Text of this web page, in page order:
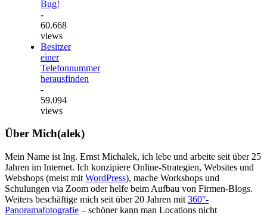
Bug!
-
60.668
views
Besitzer
einer
Telefonnummer
herausfinden
-
59.094
views
Über Mich(alek)
Mein Name ist Ing. Ernst Michalek, ich lebe und arbeite seit über 25
Jahren im Internet. Ich konzipiere Online-Strategien, Websites und
Webshops (meist mit WordPress), mache Workshops und
Schulungen via Zoom oder helfe beim Aufbau von Firmen-Blogs.
Weiters beschäftige mich seit über 20 Jahren mit 360°-
Panoramafotografie – schöner kann man Locations nicht